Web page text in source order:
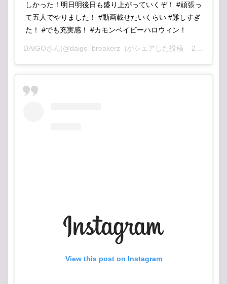
しかった！‬明日明後日も盛り上がっていくぞ！‬ #頑張っ
て五人でやりました！ #動画載せたいくらい #難しすぎ
た！ #でも充実感！ #カモンベイビーハロウィン！
DAIGOさん(@daigo_breakerz_)がシェアした投稿 – 2018年10月月26日午前6時39分PDT
View this post on Instagram